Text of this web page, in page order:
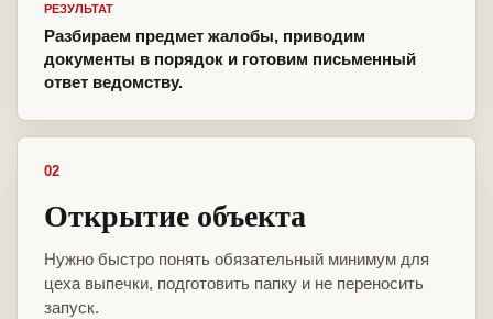
РЕЗУЛЬТАТ
Разбираем предмет жалобы, приводим
документы в порядок и готовим письменный
ответ ведомству.
02
Открытие объекта
Нужно быстро понять обязательный минимум для
цеха выпечки, подготовить папку и не переносить
запуск.